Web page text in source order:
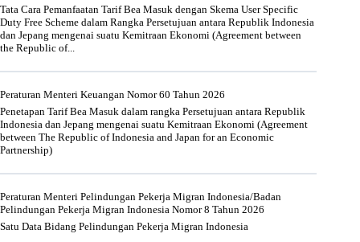
Tata Cara Pemanfaatan Tarif Bea Masuk dengan Skema User Specific
Duty Free Scheme dalam Rangka Persetujuan antara Republik Indonesia
dan Jepang mengenai suatu Kemitraan Ekonomi (Agreement between
the Republic of...
Peraturan Menteri Keuangan Nomor 60 Tahun 2026
Penetapan Tarif Bea Masuk dalam rangka Persetujuan antara Republik
Indonesia dan Jepang mengenai suatu Kemitraan Ekonomi (Agreement
between The Republic of Indonesia and Japan for an Economic
Partnership)
Peraturan Menteri Pelindungan Pekerja Migran Indonesia/Badan
Pelindungan Pekerja Migran Indonesia Nomor 8 Tahun 2026
Satu Data Bidang Pelindungan Pekerja Migran Indonesia